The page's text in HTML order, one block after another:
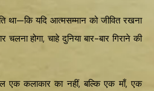
था—कि यदि आत्मसम्मान को जीवित रखना
चलना होगा, चाहे दुनिया बार-बार गिराने की
एक कलाकार का नहीं, बल्कि एक माँ, एक